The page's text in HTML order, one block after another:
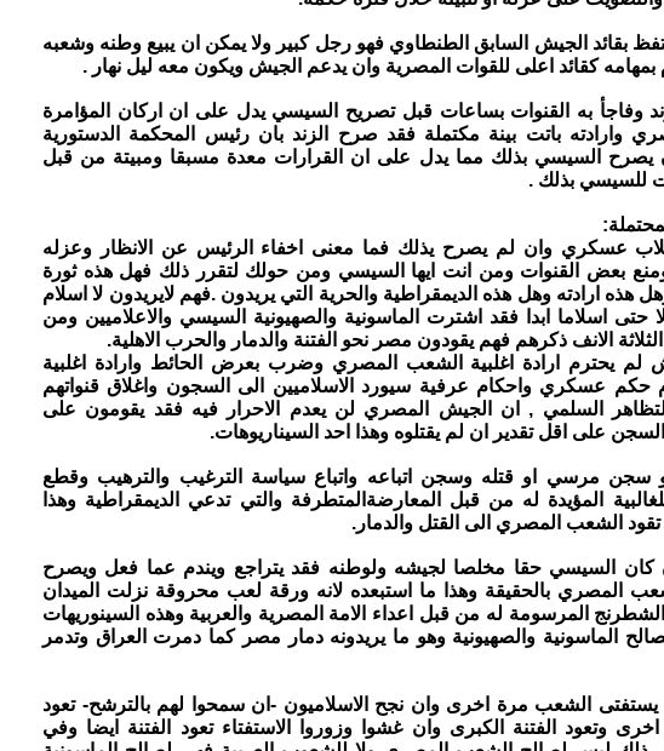
بقائد الجيش السابق الطنطاوي فهو رجل كبير ولا يمكن ان يبيع وطنه وشعبه
بمهامه كقائد اعلى للقوات المصرية وان يدعم الجيش ويكون معه ليل نهار .
وفاجأ به القنوات بساعات قبل تصريح السيسي يدل على ان اركان المؤامرة
وارادته باتت بينة مكتملة فقد صرح الزند بان رئيس المحكمة الدستورية
يصرح السيسي بذلك مما يدل على ان القرارات معدة مسبقا ومبيتة من قبل
للسيسي بذلك .
عسكري وان لم يصرح يذلك فما معنى اخفاء الرئيس عن الانظار وعزله
بعض القنوات ومن انت ايها السيسي ومن حولك لتقرر ذلك فهل هذه ثورة
ارادته وهل هذه الديمقراطية والحرية التي يريدون .فهم لايريدون لا اسلام
حتى اسلاما ابدا فقد اشترت الماسونية والصهيونية السيسي والاعلاميين ومن
الثلاثة الانف ذكرهم فهم يقودون مصر نحو الفتنة والدمار والحرب الاهلية.
لم يحترم ارادة اغلبية الشعب المصري وضرب بعرض الحائط وارادة اغلبية
حكم عسكري واحكام عرفية سيورد الاسلاميين الى السجون واغلاق قنواتهم
السلمي , ان الجيش المصري لن يعدم الاحرار فيه فقد يقومون على
على اقل تقدير ان لم يقتلوه وهذا احد السيناريوهات.
هو سجن مرسي او قتله وسجن اتباعه واتباع سياسة الترغيب والترهيب وقطع
للغالبية المؤيدة له من قبل المعارضةالمتطرفة والتي تدعي الديمقراطية وهذا
الشعب المصري الى القتل والدمار.
ان كان السيسي حقا مخلصا لجيشه ولوطنه فقد يتراجع ويندم عما فعل ويصرح
المصري بالحقيقة وهذا ما استبعده لانه ورقة لعب محروقة نزلت الميدان
المرسومة له من قبل اعداء الامة المصرية والعربية وهذه السينوريهات
الماسونية والصهيونية وهو ما يريدونه دمار مصر كما دمرت العراق وتدمر
ان يستفتى الشعب مرة اخرى وان نجح الاسلاميون -ان سمحوا لهم بالترشح- تعود
وتعود الفتنة الكبرى وان غشوا وزوروا الاستفتاء تعود الفتنة ايضا وفي